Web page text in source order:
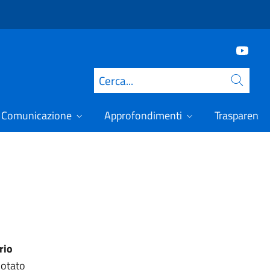
Cerca
Comunicazione Approfondimenti Trasparenza